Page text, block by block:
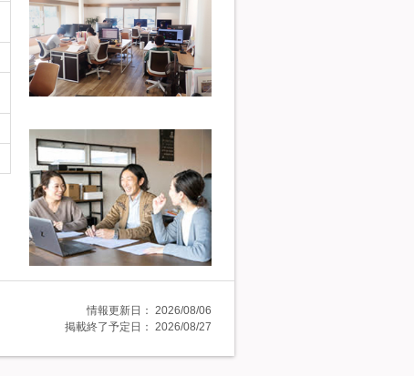
情報更新日： 2026/08/06
掲載終了予定日： 2026/08/27